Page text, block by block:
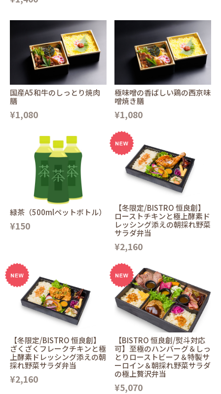
国産A5和牛のしっとり焼肉
膳
¥1,080
極味噌の香ばしい鶏の西京味
噌焼き膳
¥1,080
緑茶（500mlペットボトル）
¥150
【冬限定/BISTRO 恒良創】
ローストチキンと極上酵素ド
レッシング添えの朝採れ野菜
サラダ弁当
¥2,160
【冬限定/BISTRO 恒良創】
ざくざくフレークチキンと極
上酵素ドレッシング添えの朝
採れ野菜サラダ弁当
¥2,160
【BISTRO 恒良創/熨斗対応
可】至極のハンバーグ＆しっ
とりローストビーフ＆特製サ
ーロイン＆朝採れ野菜サラダ
の極上贅沢弁当
¥5,070